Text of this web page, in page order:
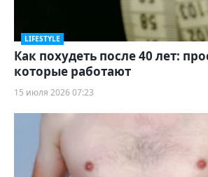
LIFESTYLE
Как похудеть после 40 лет:
которые работают
15 июля 2026 07:23